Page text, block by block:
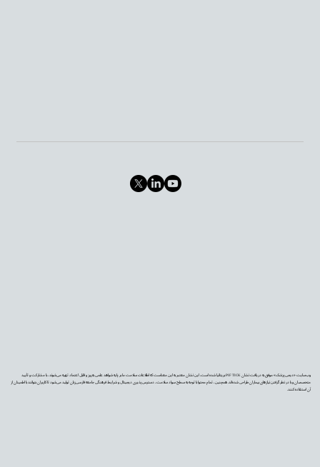
وب‌سایت «دیجی‌پزشک» موفق به دریافت نشان PIF TICK بریتانیا شده است. این نشان معتبر به این معناست که اطلاعات سلامت ما بر پایه شواهد علمی به‌روز و قابل اعتماد تهیه می‌شوند، با مشارکت و تأیید
متخصصان و با در نظر گرفتن نیازهای بیماران طراحی شده‌اند. همچنین، تمام محتوا با توجه به سطح سواد سلامت، دسترس‌پذیری دیجیتال و شرایط فرهنگی جامعه فارسی‌زبان تولید می‌شود تا کاربران بتوانند با اطمینان از
آن استفاده کنند.